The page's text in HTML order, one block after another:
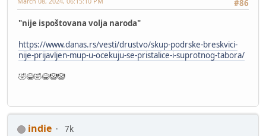
#86
"nije ispoštovana volja naroda"
https://www.danas.rs/vesti/drustvo/skup-podrske-breskvici-
nije-prijavljen-mup-u-ocekuju-se-pristalice-i-suprotnog-tabora/
🤣😂🤣😂🤡🤡
indie
7k